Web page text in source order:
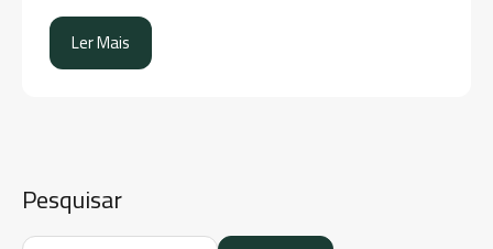
Ler Mais
Pesquisar